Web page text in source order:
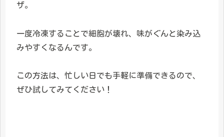
ザ。
一度冷凍することで細胞が壊れ、味がぐんと染み込
みやすくなるんです。
この方法は、忙しい日でも手軽に準備できるので、
ぜひ試してみてください！